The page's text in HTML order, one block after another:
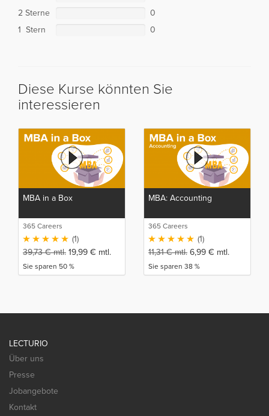
2 Sterne
0
1 Stern
0
Diese Kurse könnten Sie
interessieren
MBA in a Box
365 Careers
(1)
39,73€mtl. 19,99 € mtl.
Sie sparen 50 %
MBA: Accounting
365 Careers
(1)
11,31€mtl. 6,99 € mtl.
Sie sparen 38 %
LECTURIO
Über uns
Presse
Jobangebote
Kontakt